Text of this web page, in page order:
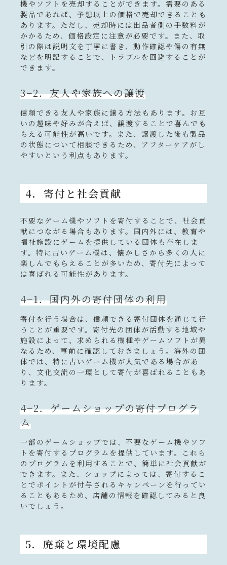
機やソフトを売却することができます。需要のある
製品であれば、予想以上の価格で売却できることも
あります。ただし、売却時には出品者側の手数料が
かかるため、価格設定に注意が必要です。また、取
引の際は説明文を丁寧に書き、動作確認や傷の有無
などを明記することで、トラブルを回避することが
できます。
3−2．友人や家族への譲渡
信頼できる友人や家族に譲る方法もあります。お互
いの趣味や好みが合えば、譲渡することで喜んでも
らえる可能性が高いです。また、譲渡した後も製品
の状態について相談できるため、アフターケアがし
やすいという利点もあります。
4．寄付と社会貢献
不要なゲーム機やソフトを寄付することで、社会貢
献につながる場合もあります。国内外には、教育や
福祉施設にゲームを提供している団体も存在しま
す。特に古いゲーム機は、懐かしさから多くの人に
楽しんでもらえることが多いため、寄付先によって
は喜ばれる可能性があります。
4−1．国内外の寄付団体の利用
寄付を行う場合は、信頼できる寄付団体を通じて行
うことが重要です。寄付先の団体が活動する地域や
施設によって、求められる機種やゲームソフトが異
なるため、事前に確認しておきましょう。海外の団
体では、特に古いゲーム機が人気である場合があ
り、文化交流の一環として寄付が喜ばれることもあ
ります。
4−2．ゲームショップの寄付プログラ
ム
一部のゲームショップでは、不要なゲーム機やソフ
トを寄付するプログラムを提供しています。これら
のプログラムを利用することで、簡単に社会貢献が
できます。また、ショップによっては、寄付するこ
とでポイントが付与されるキャンペーンを行ってい
ることもあるため、店舗の情報を確認してみると良
いでしょう。
5．廃棄と環境配慮